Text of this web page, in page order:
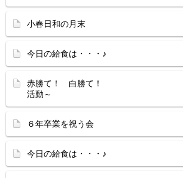
小春日和の月末
今日の給食は・・・♪
赤勝て！ 白勝て！ ～
活動～
６年卒業を祝う会
今日の給食は・・・♪